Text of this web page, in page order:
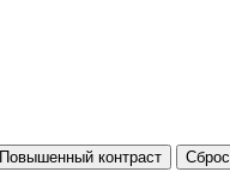
Повышенный контраст